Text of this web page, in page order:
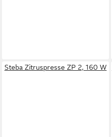
Steba Zitruspresse ZP 2, 160 W